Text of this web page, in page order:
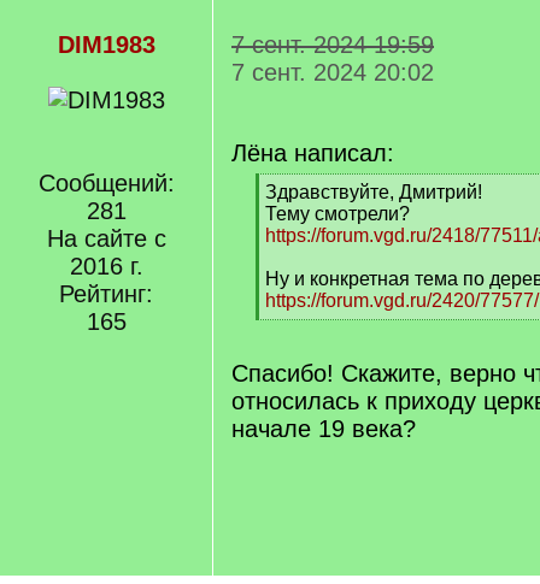
DIM1983
Сообщений:
281
На сайте с
2016 г.
Рейтинг:
165
7 сент. 2024 19:59
7 сент. 2024 20:02
Лёна написал:
[
q
]
Здравствуйте, Дмитрий!
Тему смотрели?
https://forum.vgd.ru/2418/
Ну и конкретная тема по
https://forum.vgd.ru/2420/77577/
[
q
]
Спасибо! Скажите, верно
относилась к приходу
начале 19 века?